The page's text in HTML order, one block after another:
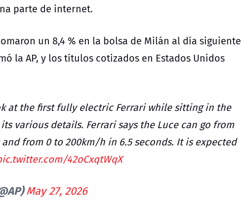
parte de internet.
un 8,4 % en la bolsa de Milán al día siguiente
la AP, y los títulos cotizados en Estados Unidos
at the first fully electric Ferrari while sitting in the
various details. Ferrari says the Luce can go from
from 0 to 200km/h in 6.5 seconds. It is expected
42oCxqtWqX
May 27, 2026